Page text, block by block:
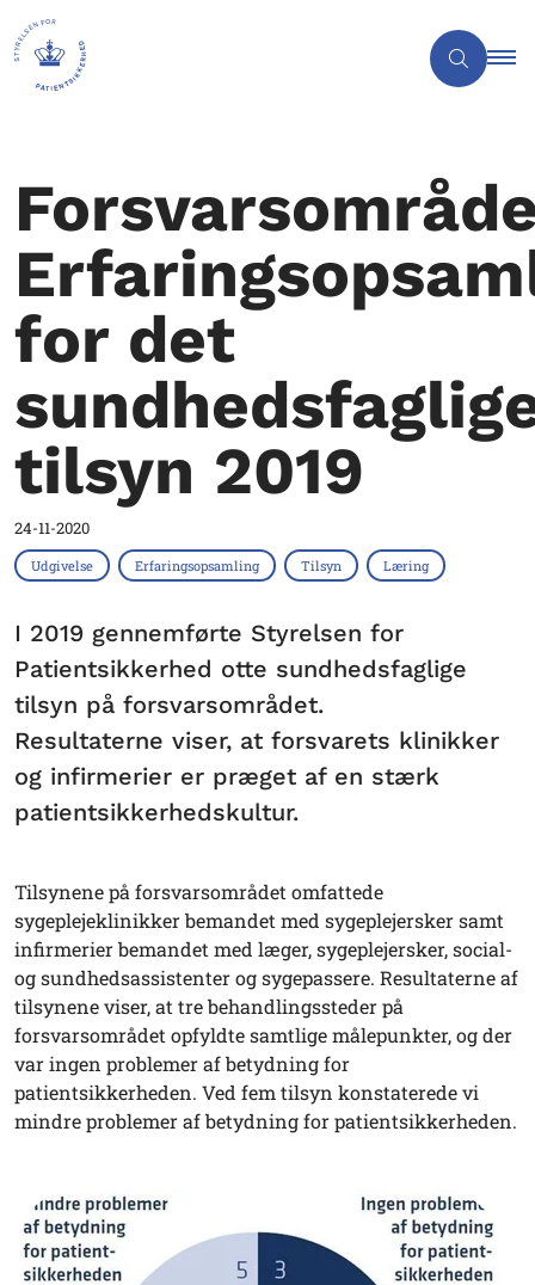
for det
tilsyn 2019
24-11-2020
Udgivelse Erfaringsopsamling Tilsyn Læring
I 2019 gennemførte Styrelsen for
Patientsikkerhed otte sundhedsfaglige
tilsyn på forsvarsområdet.
Resultaterne viser, at forsvarets klinikker
og infirmerier er præget af en stærk
patientsikkerhedskultur.
Tilsynene på forsvarsområdet omfattede
sygeplejeklinikker bemandet med sygeplejersker samt
infirmerier bemandet med læger, sygeplejersker, social-
og sundhedsassistenter og sygepassere. Resultaterne af
tilsynene viser, at tre behandlingssteder på
forsvarsområdet opfyldte samtlige målepunkter, og der
var ingen problemer af betydning for
patientsikkerheden. Ved fem tilsyn konstaterede vi
mindre problemer af betydning for patientsikkerheden.